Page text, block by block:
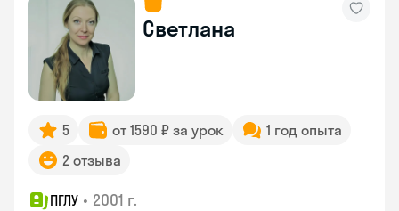
Светлана
5 от 1590 ₽ за урок
1 год опыта
2 отзыва
ПГЛУ • 2001 г.